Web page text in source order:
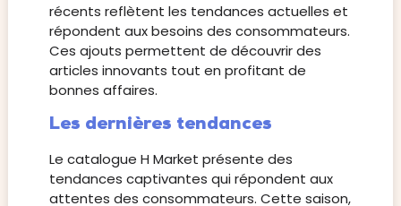
récents reflètent les tendances actuelles et
répondent aux besoins des consommateurs.
Ces ajouts permettent de découvrir des
articles innovants tout en profitant de
bonnes affaires.
Les dernières tendances
Le catalogue H Market présente des
tendances captivantes qui répondent aux
attentes des consommateurs. Cette saison,